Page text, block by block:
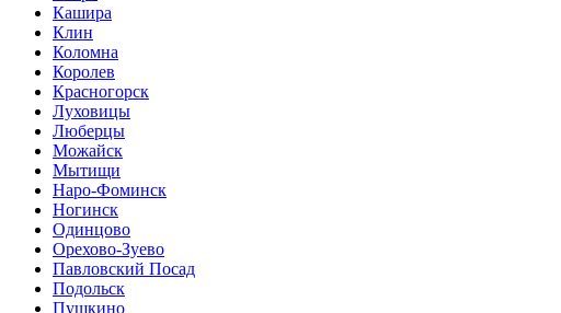
Кашира
Клин
Коломна
Королев
Красногорск
Луховицы
Люберцы
Можайск
Мытищи
Наро-Фоминск
Ногинск
Одинцово
Орехово-Зуево
Павловский Посад
Подольск
Пушкино